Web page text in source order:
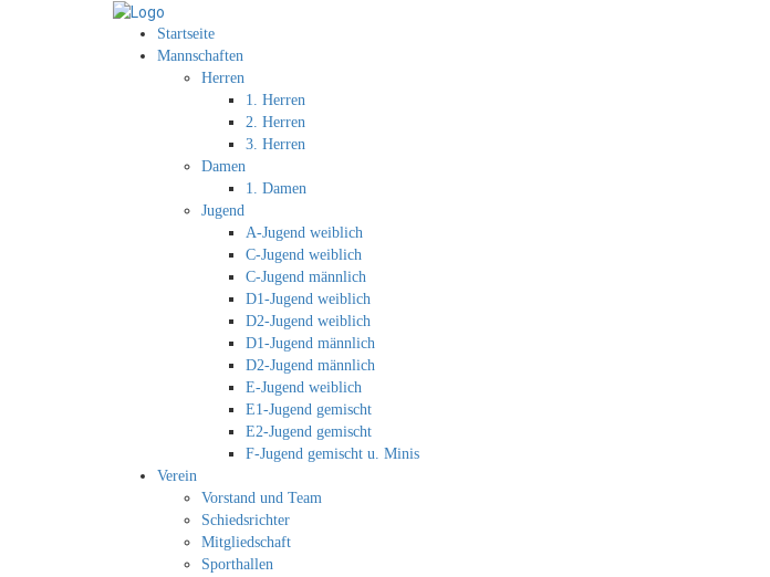
Startseite
Mannschaften
Herren
1. Herren
2. Herren
3. Herren
Damen
1. Damen
Jugend
A-Jugend weiblich
C-Jugend weiblich
C-Jugend männlich
D1-Jugend weiblich
D2-Jugend weiblich
D1-Jugend männlich
D2-Jugend männlich
E-Jugend weiblich
E1-Jugend gemischt
E2-Jugend gemischt
F-Jugend gemischt u. Minis
Verein
Vorstand und Team
Schiedsrichter
Mitgliedschaft
Sporthallen